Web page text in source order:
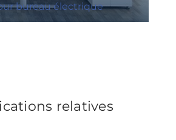
bureau électrique
relatives